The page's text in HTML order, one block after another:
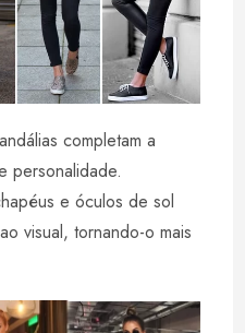
completam a
personalidade.
e óculos de sol
visual, tornando-o mais